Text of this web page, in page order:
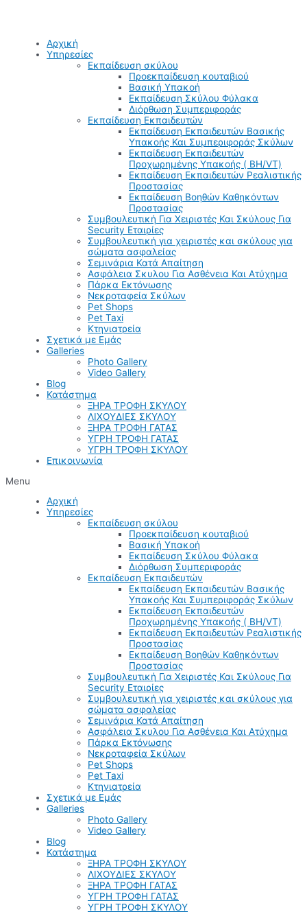
Αρχική
Υπηρεσίες
Εκπαίδευση σκύλου
Προεκπαίδευση κουταβιού
Βασική Υπακοή
Εκπαίδευση Σκύλου Φύλακα
Διόρθωση Συμπεριφοράς
Εκπαίδευση Εκπαιδευτών
Εκπαίδευση Εκπαιδευτών Βασικής
Υπακοής Και Συμπεριφοράς Σκύλων
Εκπαίδευση Εκπαιδευτών
Προχωρημένης Υπακοής ( BH/VT)
Εκπαίδευση Εκπαιδευτών Ρεαλιστικής
Προστασίας
Εκπαίδευση Βοηθών Καθηκόντων
Προστασίας
Συμβουλευτική Για Χειριστές Και Σκύλους Για
Security Εταιρίες
Συμβουλευτική για χειριστές και σκύλους για
σώματα ασφαλείας
Σεμινάρια Κατά Απαίτηση
Ασφάλεια Σκυλου Για Ασθένεια Και Ατύχημα
Πάρκα Εκτόνωσης
Νεκροταφεία Σκύλων
Pet Shops
Pet Taxi
Κτηνιατρεία
Σχετικά με Εμάς
Galleries
Photo Gallery
Video Gallery
Blog
Κατάστημα
ΞΗΡΑ ΤΡΟΦΗ ΣΚΥΛΟΥ
ΛΙΧΟΥΔΙΕΣ ΣΚΥΛΟΥ
ΞΗΡΑ ΤΡΟΦΗ ΓΑΤΑΣ
ΥΓΡΗ ΤΡΟΦΗ ΓΑΤΑΣ
ΥΓΡΗ ΤΡΟΦΗ ΣΚΥΛΟΥ
Επικοινωνία
Menu
Αρχική
Υπηρεσίες
Εκπαίδευση σκύλου
Προεκπαίδευση κουταβιού
Βασική Υπακοή
Εκπαίδευση Σκύλου Φύλακα
Διόρθωση Συμπεριφοράς
Εκπαίδευση Εκπαιδευτών
Εκπαίδευση Εκπαιδευτών Βασικής
Υπακοής Και Συμπεριφοράς Σκύλων
Εκπαίδευση Εκπαιδευτών
Προχωρημένης Υπακοής ( BH/VT)
Εκπαίδευση Εκπαιδευτών Ρεαλιστικής
Προστασίας
Εκπαίδευση Βοηθών Καθηκόντων
Προστασίας
Συμβουλευτική Για Χειριστές Και Σκύλους Για
Security Εταιρίες
Συμβουλευτική για χειριστές και σκύλους για
σώματα ασφαλείας
Σεμινάρια Κατά Απαίτηση
Ασφάλεια Σκυλου Για Ασθένεια Και Ατύχημα
Πάρκα Εκτόνωσης
Νεκροταφεία Σκύλων
Pet Shops
Pet Taxi
Κτηνιατρεία
Σχετικά με Εμάς
Galleries
Photo Gallery
Video Gallery
Blog
Κατάστημα
ΞΗΡΑ ΤΡΟΦΗ ΣΚΥΛΟΥ
ΛΙΧΟΥΔΙΕΣ ΣΚΥΛΟΥ
ΞΗΡΑ ΤΡΟΦΗ ΓΑΤΑΣ
ΥΓΡΗ ΤΡΟΦΗ ΓΑΤΑΣ
ΥΓΡΗ ΤΡΟΦΗ ΣΚΥΛΟΥ